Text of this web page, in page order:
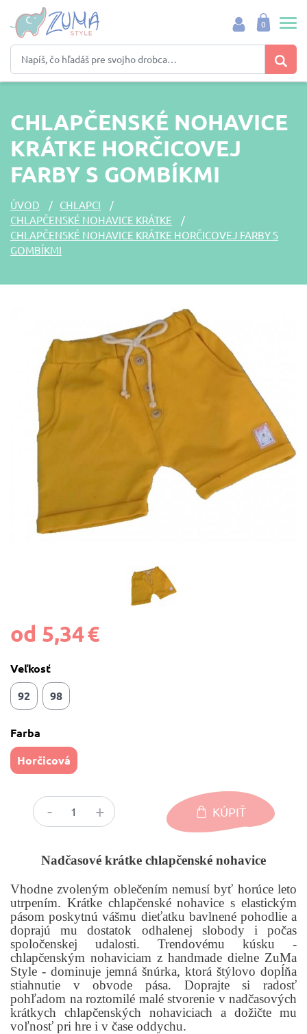
0
CHLAPČENSKÉ NOHAVICE
KRÁTKE HORČICOVEJ
FARBY S GOMBÍKMI
ÚVOD
CHLAPCI
CHLAPČENSKÉ NOHAVICE KRÁTKE
CHLAPČENSKÉ NOHAVICE KRÁTKE HORČICOVEJ FARBY S
GOMBÍKMI
Veľkosť
92
98
Farba
Horčicová
od 5,34 €
KÚPIŤ
Nadčasové krátke chlapčenské nohavice
Vhodne zvoleným oblečením nemusí byť horúce leto
utrpením. Krátke chlapčenské nohavice s elastickým
pásom poskytnú vášmu dieťatku bavlnené pohodlie a
doprajú mu dostatok odhalenej slobody i počas
spoločenskej udalosti. Trendovému kúsku -
chlapčenským nohaviciam z handmade dielne ZuMa
Style - dominuje jemná šnúrka, ktorá štýlovo dopĺňa
stiahnutie v obvode pása. Doprajte si radosť
pohľadom na roztomilé malé stvorenie v nadčasových
krátkych chlapčenských nohaviciach a dožičte mu
voľnosť pri hre i v čase oddychu.